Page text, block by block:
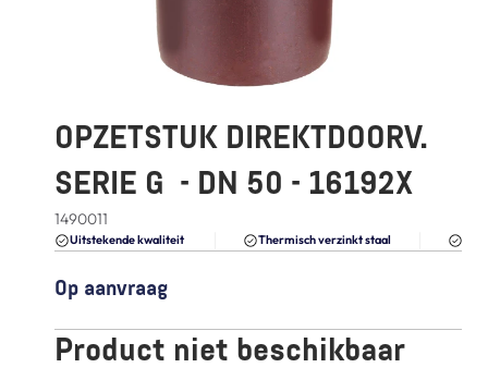
Waarom Loromeij
FAQ
Blogs
OPZETSTUK DIREKTDOORV.
SERIE G  - DN 50 - 16192X
1490011
Uitstekende kwaliteit Thermisch verzinkt staal
Op aanvraag
Product niet beschikbaar